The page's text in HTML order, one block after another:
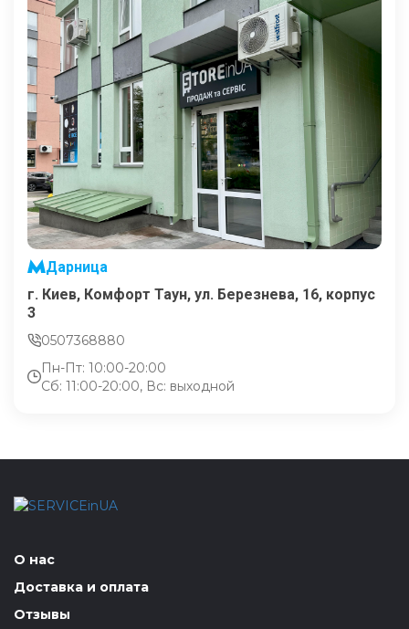
Дарница
г. Киев, Комфорт Таун, ул. Березнева, 16, корпус
3
0507368880
Пн-Пт: 10:00-20:00
Сб: 11:00-20:00, Вс: выходной
О нас
Доставка и оплата
Отзывы